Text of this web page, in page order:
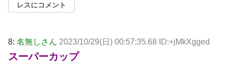
レスにコメント
8: 名無しさん 2023/10/29(日) 00:57:35.68 ID:+jMkXgged
スーパーカップ